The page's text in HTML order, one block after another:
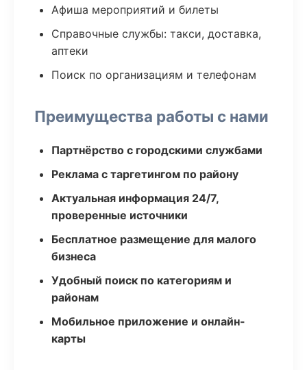
Афиша мероприятий и билеты
Справочные службы: такси, доставка,
аптеки
Поиск по организациям и телефонам
Преимущества работы с нами
Партнёрство с городскими службами
Реклама с таргетингом по району
Актуальная информация 24/7,
проверенные источники
Бесплатное размещение для малого
бизнеса
Удобный поиск по категориям и
районам
Мобильное приложение и онлайн-
карты